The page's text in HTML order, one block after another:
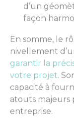
d’un
façon
En somme, le
nivellement
garantir la
votre projet.
capacité à
atouts majeurs
entreprise.